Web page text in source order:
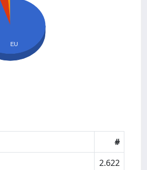
EU
#
2.622